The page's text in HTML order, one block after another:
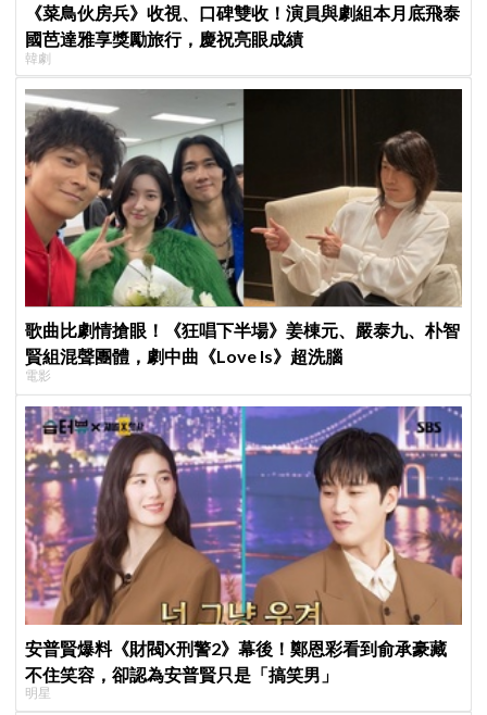
《菜鳥伙房兵》收視、口碑雙收！演員與劇組本月底飛泰
國芭達雅享獎勵旅行，慶祝亮眼成績
韓劇
歌曲比劇情搶眼！《狂唱下半場》姜棟元、嚴泰九、朴智
賢組混聲團體，劇中曲《Love Is》超洗腦
電影
安普賢爆料《財閥X刑警2》幕後！鄭恩彩看到俞承豪藏
不住笑容，卻認為安普賢只是「搞笑男」
明星